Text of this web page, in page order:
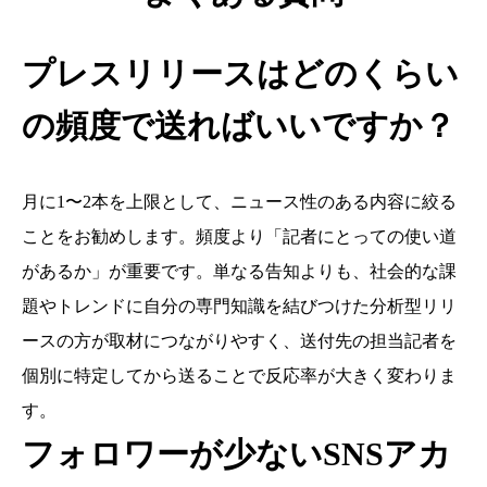
プレスリリースはどのくらい
の頻度で送ればいいですか？
月に1〜2本を上限として、ニュース性のある内容に絞る
ことをお勧めします。頻度より「記者にとっての使い道
があるか」が重要です。単なる告知よりも、社会的な課
題やトレンドに自分の専門知識を結びつけた分析型リリ
ースの方が取材につながりやすく、送付先の担当記者を
個別に特定してから送ることで反応率が大きく変わりま
す。
フォロワーが少ないSNSアカ